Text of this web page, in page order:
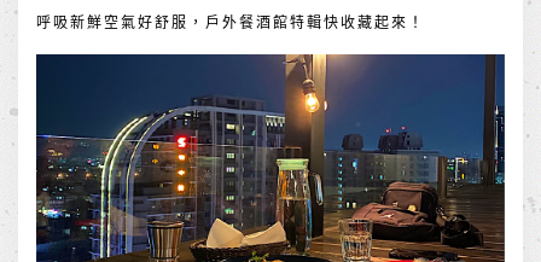
呼吸新鮮空氣好舒服，戶外餐酒館特輯快收藏起來！